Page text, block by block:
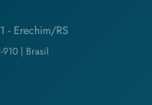
- Erechim/RS
| Brasil